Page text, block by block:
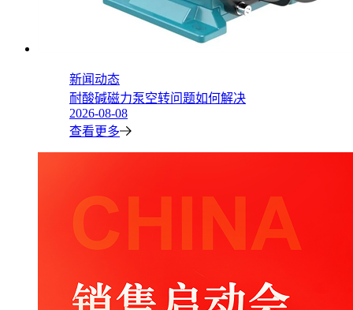
新闻动态
耐酸碱磁力泵空转问题如何解决
2026-08-08
查看更多